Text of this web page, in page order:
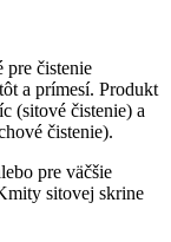
čistenie
a prímesí. Produkt
(sitové čistenie) a
čistenie).
pre väčšie
sitovej skrine